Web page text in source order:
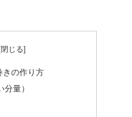
きの作り方
量）